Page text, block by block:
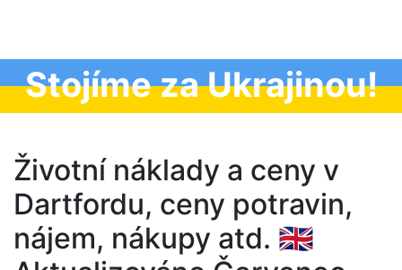
Stojíme za Ukrajinou!
Životní náklady a ceny v
Dartfordu, ceny potravin,
nájem, nákupy atd. 🇬🇧